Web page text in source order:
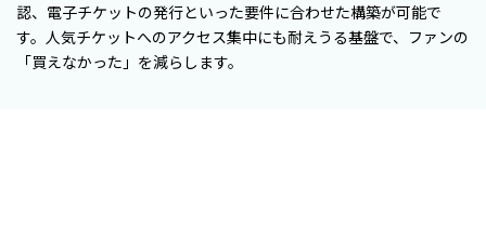
認、電子チケットの発行といった要件に合わせた構築が可能で
す。人気チケットへのアクセス集中にも耐えうる基盤で、ファンの
「買えなかった」を減らします。